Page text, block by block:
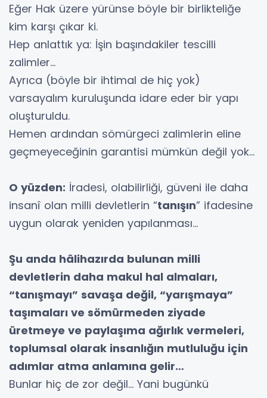
Eğer Hak üzere yürünse böyle bir birlikteliğe
kim karşı çıkar ki.
Hep anlattık ya: İşin başındakiler tescilli
zalimler…
Ayrıca (böyle bir ihtimal de hiç yok)
varsayalım kuruluşunda idare eder bir yapı
oluşturuldu.
Hemen ardından sömürgeci zalimlerin eline
geçmeyeceğinin garantisi mümkün değil yok…
O yüzden: İradesi, olabilirliği, güveni ile daha
insanî olan milli devletlerin “tanışın” ifadesine
uygun olarak yeniden yapılanması…
Şu anda hâlihazırda bulunan milli
devletlerin daha makul hal almaları,
“tanışmayı” savaşa değil, “yarışmaya”
taşımaları ve sömürmeden ziyade
üretmeye ve paylaşıma ağırlık vermeleri,
toplumsal olarak insanlığın mutluluğu için
adımlar atma anlamına gelir…
Bunlar hiç de zor değil… Yani bugünkü